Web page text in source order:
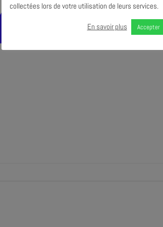
collectées lors de votre utilisation de leurs services.
En savoir plus Accepter